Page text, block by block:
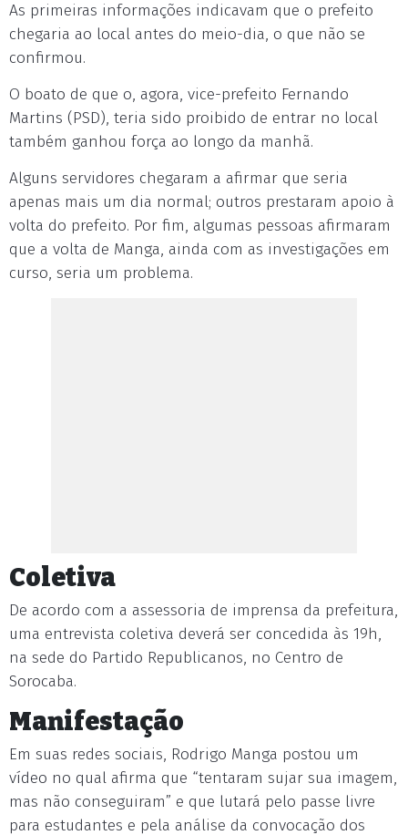
As primeiras informações indicavam que o prefeito
chegaria ao local antes do meio-dia, o que não se
confirmou.
O boato de que o, agora, vice-prefeito Fernando
Martins (PSD), teria sido proibido de entrar no local
também ganhou força ao longo da manhã.
Alguns servidores chegaram a afirmar que seria
apenas mais um dia normal; outros prestaram apoio à
volta do prefeito. Por fim, algumas pessoas afirmaram
que a volta de Manga, ainda com as investigações em
curso, seria um problema.
Coletiva
De acordo com a assessoria de imprensa da prefeitura,
uma entrevista coletiva deverá ser concedida às 19h,
na sede do Partido Republicanos, no Centro de
Sorocaba.
Manifestação
Em suas redes sociais, Rodrigo Manga postou um
vídeo no qual afirma que “tentaram sujar sua imagem,
mas não conseguiram” e que lutará pelo passe livre
para estudantes e pela análise da convocação dos